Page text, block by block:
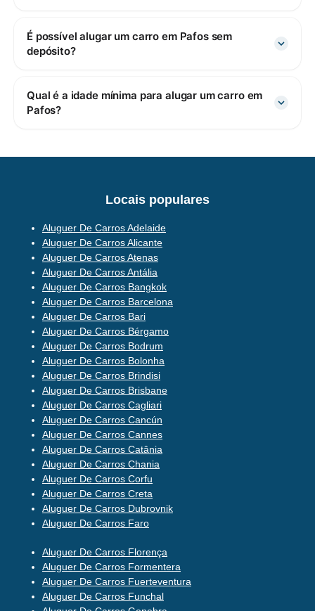
É possível alugar um carro em Pafos sem
depósito?
Qual é a idade mínima para alugar um carro em
Pafos?
Locais populares
Aluguer De Carros Adelaide
Aluguer De Carros Alicante
Aluguer De Carros Atenas
Aluguer De Carros Antália
Aluguer De Carros Bangkok
Aluguer De Carros Barcelona
Aluguer De Carros Bari
Aluguer De Carros Bérgamo
Aluguer De Carros Bodrum
Aluguer De Carros Bolonha
Aluguer De Carros Brindisi
Aluguer De Carros Brisbane
Aluguer De Carros Cagliari
Aluguer De Carros Cancún
Aluguer De Carros Cannes
Aluguer De Carros Catânia
Aluguer De Carros Chania
Aluguer De Carros Corfu
Aluguer De Carros Creta
Aluguer De Carros Dubrovnik
Aluguer De Carros Faro
Aluguer De Carros Florença
Aluguer De Carros Formentera
Aluguer De Carros Fuerteventura
Aluguer De Carros Funchal